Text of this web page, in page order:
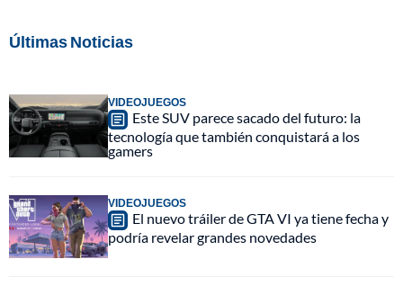
Últimas Noticias
VIDEOJUEGOS
Este SUV parece sacado del futuro: la
tecnología que también conquistará a los
gamers
VIDEOJUEGOS
El nuevo tráiler de GTA VI ya tiene fecha y
podría revelar grandes novedades